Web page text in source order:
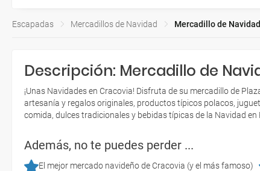
Escapadas Mercadillos de Navidad Mercadillo de
Descripción: Mercadillo de
¡Unas Navidades en Cracovia! Disfruta de su mercadillo de
artesanía y regalos originales, productos típicos polacos,
comida, dulces tradicionales y bebidas típicas de la Navidad en
Además, no te puedes perder ...
El mejor mercado navideño de Cracovia (y el más famoso)